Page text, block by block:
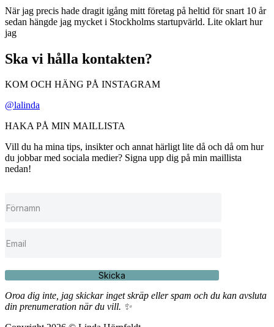
När jag precis hade dragit igång mitt företag på heltid för snart 10 år
sedan hängde jag mycket i Stockholms startupvärld. Lite oklart hur
jag
Ska vi hålla kontakten?
KOM OCH HÄNG PÅ INSTAGRAM
@lalinda
HAKA PÅ MIN MAILLISTA
Vill du ha mina tips, insikter och annat härligt lite då och då om hur
du jobbar med sociala medier? Signa upp dig på min maillista
nedan!
Skicka
Oroa dig inte, jag skickar inget skräp eller spam och du kan avsluta
din prenumeration när du vill. ✨